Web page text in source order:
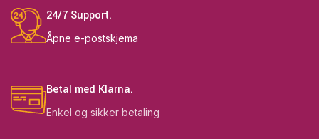
24/7 Support.
Åpne e-postskjema
Betal med Klarna.
Enkel og sikker betaling